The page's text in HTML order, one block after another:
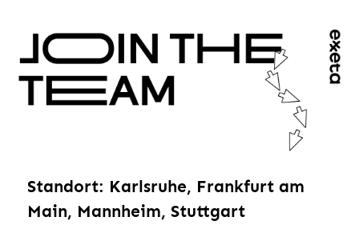
Standort: Karlsruhe, Frankfurt am
Main, Mannheim, Stuttgart